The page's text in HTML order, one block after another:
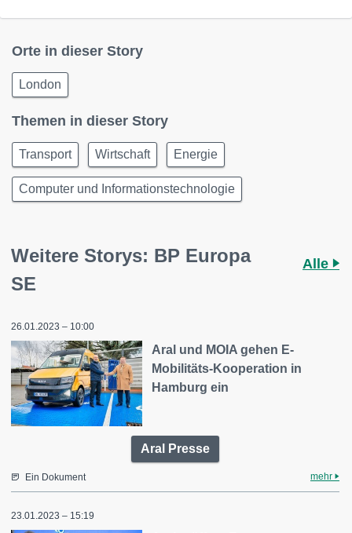
Orte in dieser Story
London
Themen in dieser Story
Transport Wirtschaft Energie
Computer und Informationstechnologie
Weitere Storys: BP Europa
SE
Alle
26.01.2023 – 10:00
Aral und MOIA gehen E-
Mobilitäts-Kooperation in
Hamburg ein
Aral Presse
Ein Dokument mehr
23.01.2023 – 15:19